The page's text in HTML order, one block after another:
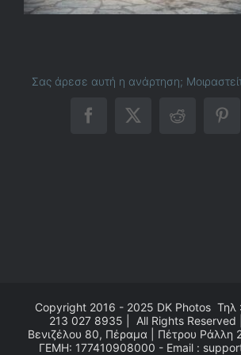
Σας άρεσε αυτή η ανάρτηση;
Facebook
X Reddit
Copyright 2016 - 2025 DK PhotosΤηλ :
213 027 8935 | All Rights Reserved
Βενιζέλου 80, Πέραμα | Πέτρου Ράλλη
ΓΕΜΗ: 177410908000 - Email :